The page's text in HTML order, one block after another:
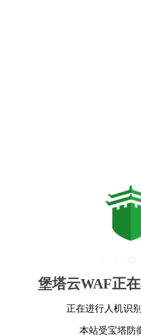
堡塔云WAF正
正在进行人机识
本站受宝塔防